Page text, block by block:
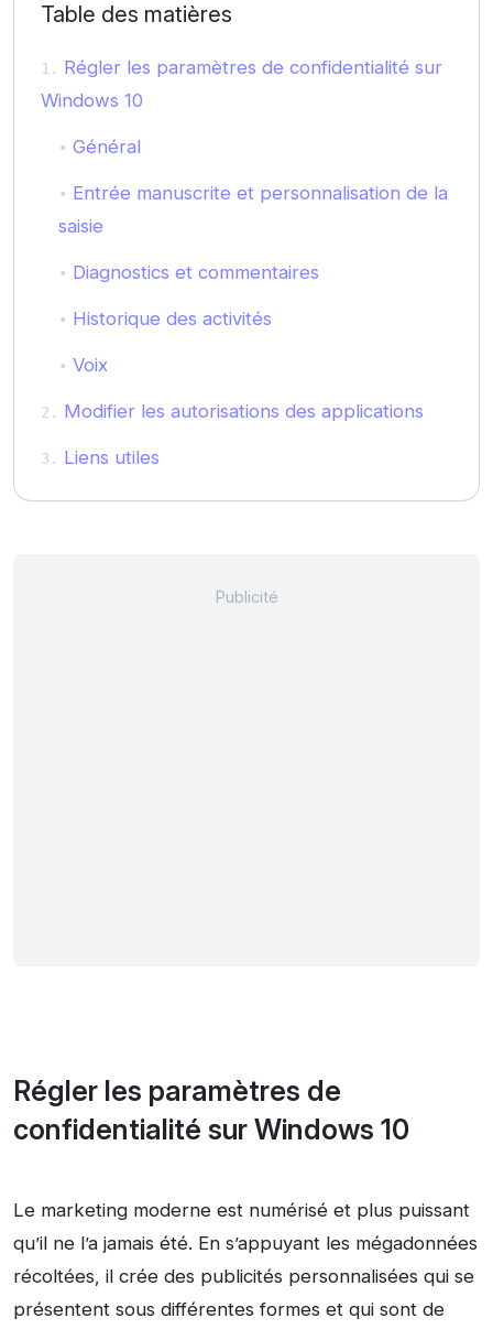
Table des matières
Régler les paramètres de confidentialité sur
Windows 10
Général
Entrée manuscrite et personnalisation de la
saisie
Diagnostics et commentaires
Historique des activités
Voix
Modifier les autorisations des applications
Liens utiles
Régler les paramètres de
confidentialité sur Windows 10
Le marketing moderne est numérisé et plus puissant
qu’il ne l’a jamais été. En s’appuyant les mégadonnées
récoltées, il crée des publicités personnalisées qui se
présentent sous différentes formes et qui sont de